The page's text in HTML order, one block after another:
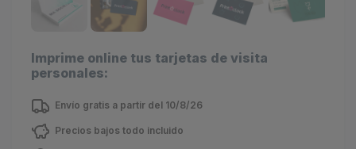
Imprime online tus tarjetas de visita
personales:
Envío gratis a partir del 10/8/26
Precios bajos todo incluido